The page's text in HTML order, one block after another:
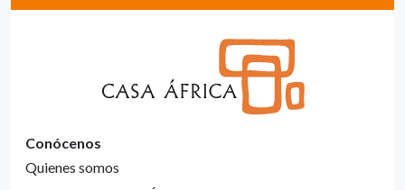
Conócenos
Quienes somos